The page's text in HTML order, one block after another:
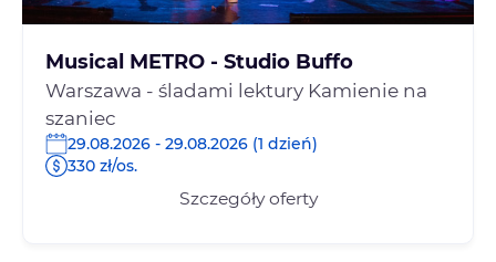
Musical METRO - Studio Buffo
Warszawa - śladami lektury Kamienie na
szaniec
29.08.2026 - 29.08.2026 (1 dzień)
330 zł/os.
Szczegóły oferty